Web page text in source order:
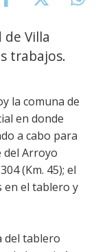
Villa
trabajos.
la comuna de
en donde
a cabo para
del Arroyo
(Km. 45); el
en el tablero y
del tablero